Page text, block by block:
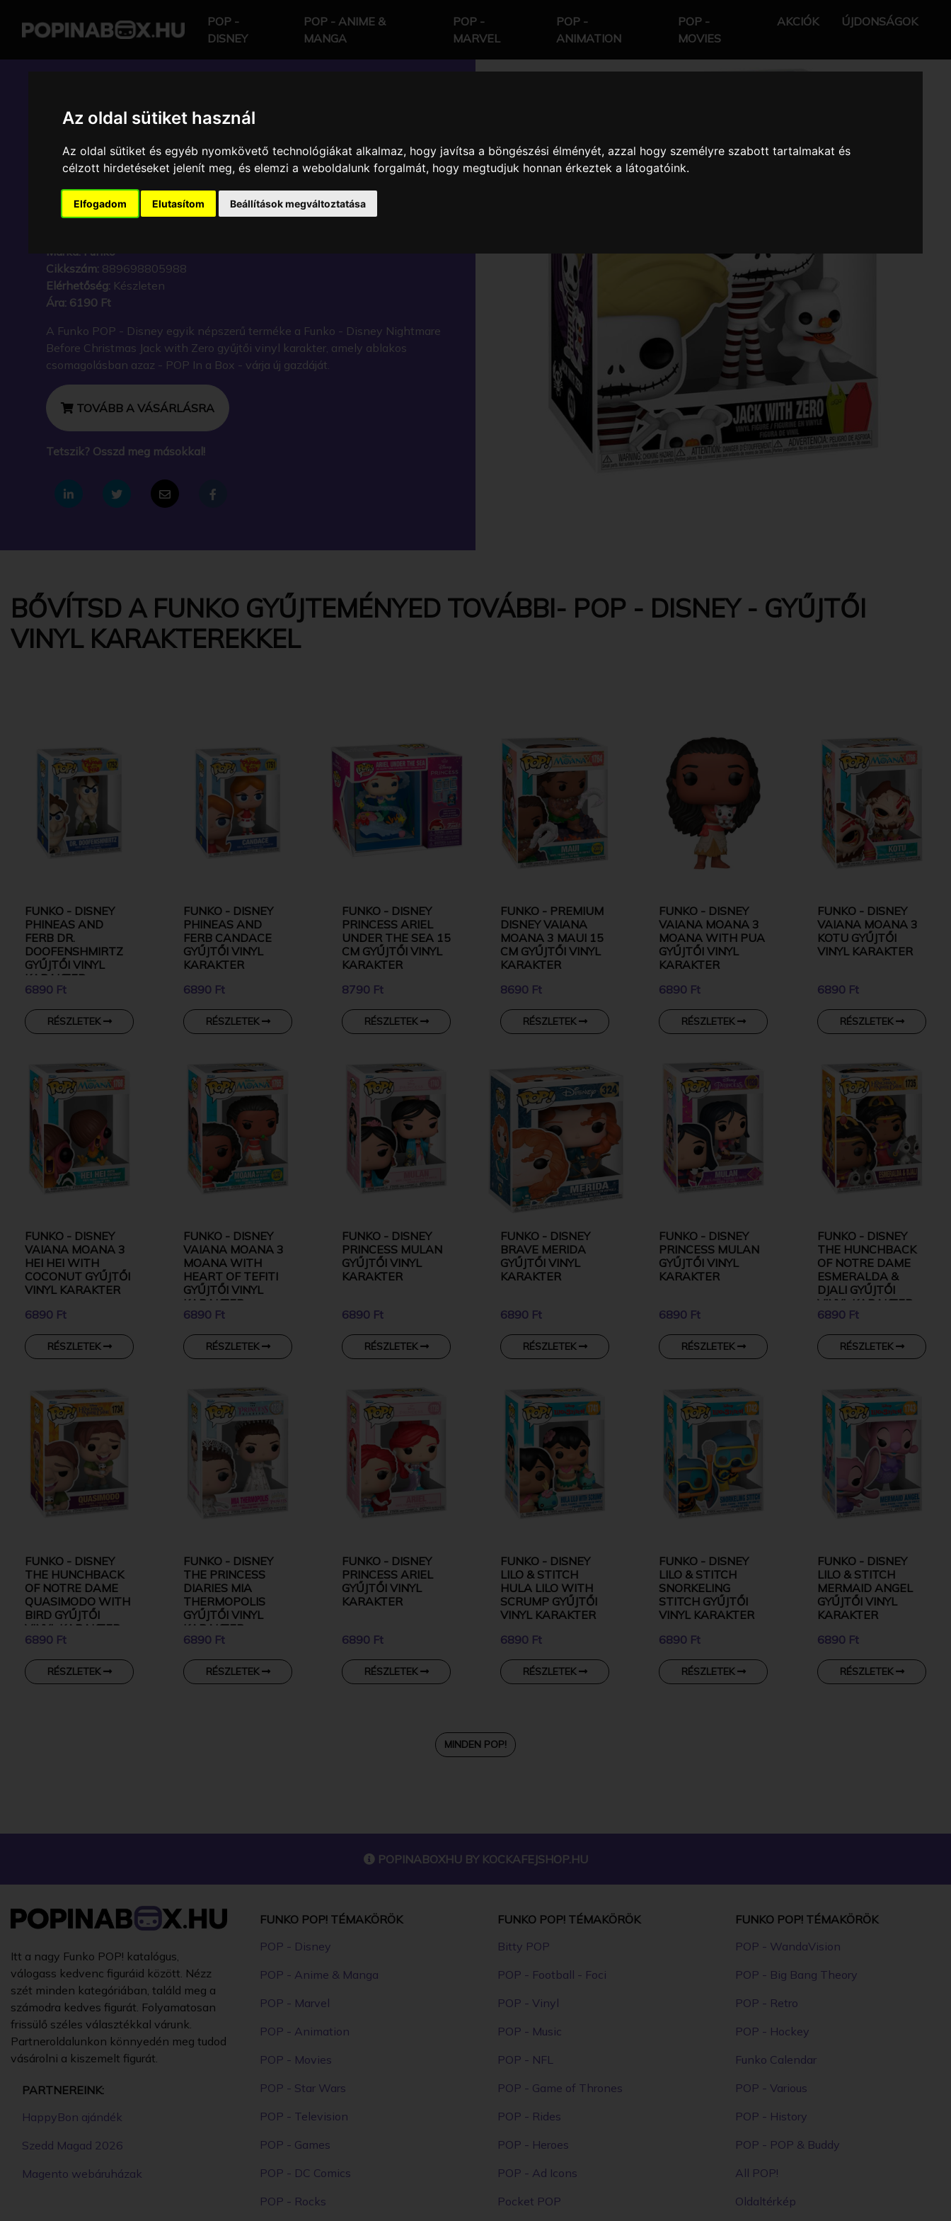
Az oldal sütiket használ
Az oldal sütiket és egyéb nyomkövető technológiákat alkalmaz, hogy javítsa a böngészési élményét, azzal hogy személyre szabott tartalmakat és
célzott hirdetéseket jelenít meg, és elemzi a weboldalunk forgalmát, hogy megtudjuk honnan érkeztek a látogatóink.
Elfogadom Elutasítom Beállítások megváltoztatása
POP -
DISNEY
POP - ANIME &
MANGA
POP -
MARVEL
POP -
ANIMATION
POP -
MOVIES
AKCIÓK ÚJDONSÁGOK
POP IN A BOX HU
FUNKO - DISNEY NIGHTMARE
BEFORE CHRISTMAS JACK WITH
ZERO GYŰJTŐI VINYL KARAKTER
Márka: Funko
Cikkszám: 889698805988
Elérhetőség: Készleten
Ára: 6190 Ft
A Funko POP - Disney egyik népszerű terméke a Funko - Disney Nightmare
Before Christmas Jack with Zero gyűjtői vinyl karakter, amely ablakos
csomagolásban azaz - POP In a Box - várja új gazdáját.
TOVÁBB A VÁSÁRLÁSRA
Tetszik? Osszd meg másokkal!
BŐVÍTSD A FUNKO GYŰJTEMÉNYED TOVÁBBI- POP - DISNEY - GYŰJTŐI
VINYL KARAKTEREKKEL
FUNKO - DISNEY
PHINEAS AND
FERB DR.
DOOFENSHMIRTZ
GYŰJTŐI VINYL
KARAKTER
6890 Ft
RÉSZLETEK
FUNKO - DISNEY
PHINEAS AND
FERB CANDACE
GYŰJTŐI VINYL
KARAKTER
6890 Ft
RÉSZLETEK
FUNKO - DISNEY
PRINCESS ARIEL
UNDER THE SEA 15
CM GYŰJTŐI VINYL
KARAKTER
8790 Ft
RÉSZLETEK
FUNKO - PREMIUM
DISNEY VAIANA
MOANA 3 MAUI 15
CM GYŰJTŐI VINYL
KARAKTER
8690 Ft
RÉSZLETEK
FUNKO - DISNEY
VAIANA MOANA 3
MOANA WITH PUA
GYŰJTŐI VINYL
KARAKTER
6890 Ft
RÉSZLETEK
FUNKO - DISNEY
VAIANA MOANA 3
KOTU GYŰJTŐI
VINYL KARAKTER
6890 Ft
RÉSZLETEK
FUNKO - DISNEY
VAIANA MOANA 3
HEI HEI WITH
COCONUT GYŰJTŐI
VINYL KARAKTER
6890 Ft
RÉSZLETEK
FUNKO - DISNEY
VAIANA MOANA 3
MOANA WITH
HEART OF TEFITI
GYŰJTŐI VINYL
KARAKTER
6890 Ft
RÉSZLETEK
FUNKO - DISNEY
PRINCESS MULAN
GYŰJTŐI VINYL
KARAKTER
6890 Ft
RÉSZLETEK
FUNKO - DISNEY
BRAVE MERIDA
GYŰJTŐI VINYL
KARAKTER
6890 Ft
RÉSZLETEK
FUNKO - DISNEY
PRINCESS MULAN
GYŰJTŐI VINYL
KARAKTER
6890 Ft
RÉSZLETEK
FUNKO - DISNEY
THE HUNCHBACK
OF NOTRE DAME
ESMERALDA &
DJALI GYŰJTŐI
VINYL KARAKTER
6890 Ft
RÉSZLETEK
FUNKO - DISNEY
THE HUNCHBACK
OF NOTRE DAME
QUASIMODO WITH
BIRD GYŰJTŐI
VINYL KARAKTER
6890 Ft
RÉSZLETEK
FUNKO - DISNEY
THE PRINCESS
DIARIES MIA
THERMOPOLIS
GYŰJTŐI VINYL
KARAKTER
6890 Ft
RÉSZLETEK
FUNKO - DISNEY
PRINCESS ARIEL
GYŰJTŐI VINYL
KARAKTER
6890 Ft
RÉSZLETEK
FUNKO - DISNEY
LILO & STITCH
HULA LILO WITH
SCRUMP GYŰJTŐI
VINYL KARAKTER
6890 Ft
RÉSZLETEK
FUNKO - DISNEY
LILO & STITCH
SNORKELING
STITCH GYŰJTŐI
VINYL KARAKTER
6890 Ft
RÉSZLETEK
FUNKO - DISNEY
LILO & STITCH
MERMAID ANGEL
GYŰJTŐI VINYL
KARAKTER
6890 Ft
RÉSZLETEK
MINDEN POP!
POPINABOXHU BY KOCKAFEJSHOP.HU
Itt a nagy Funko POP! katalógus,
válogass kedvenc figuráid között. Nézz
szét minden kategóriában, találd meg a
számodra kedves figurát. Folyamatosan
frissülő széles választékkal várunk.
Partneroldalunkon könnyedén meg tudod
vásárolni a kiszemelt figurát.
PARTNEREINK:
HappyBon ajándék
Szedd Magad 2026
Magento webáruházak
FUNKO POP! TÉMAKÖRÖK
POP - Disney
POP - Anime & Manga
POP - Marvel
POP - Animation
POP - Movies
POP - Star Wars
POP - Television
POP - Games
POP - DC Comics
POP - Rocks
FUNKO POP! TÉMAKÖRÖK
Bitty POP
POP - Football - Foci
POP - Vinyl
POP - Music
POP - NFL
POP - Game of Thrones
POP - Rides
POP - Heroes
POP - Ad Icons
Pocket POP
FUNKO POP! TÉMAKÖRÖK
POP - WandaVision
POP - Big Bang Theory
POP - Retro
POP - Hockey
Funko Calendar
POP - Various
POP - History
POP - POP & Buddy
All POP!
Oldaltérkép